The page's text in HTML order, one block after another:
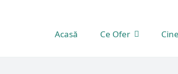
Acasă Ce Ofer